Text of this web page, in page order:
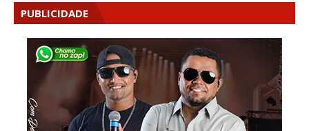
PUBLICIDADE